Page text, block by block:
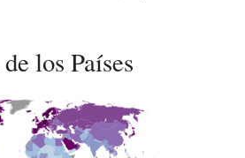
los Países